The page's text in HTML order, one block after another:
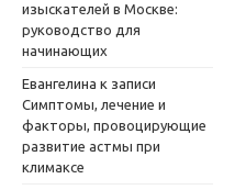
изыскателей в Москве:
руководство для
начинающих
Евангелина к записи
Симптомы, лечение и
факторы, провоцирующие
развитие астмы при
климаксе